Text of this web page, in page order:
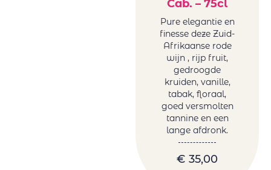
Cab. – 75cl
Pure elegantie en
finesse deze Zuid-
Afrikaanse rode
wijn , rijp fruit,
gedroogde
kruiden, vanille,
tabak, floraal,
goed versmolten
tannine en een
lange afdronk.
€ 35,00